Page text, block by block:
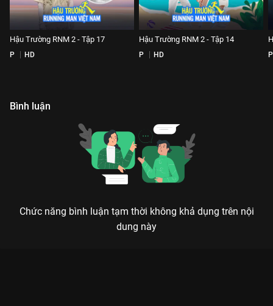
Hậu Trường RNM 2 - Tập 17
P HD
Hậu Trường RNM 2 - Tập 14
P HD P
Bình luận
Chức năng bình luận tạm thời không khả dụng trên nội
dung này